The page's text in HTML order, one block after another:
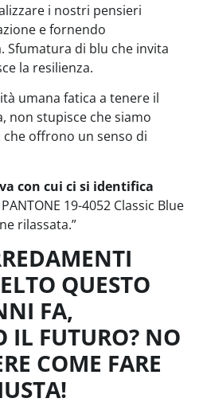
i nostri pensieri
e fornendo
Sfumatura di blu che invita
la resilienza.
umana fatica a tenere il
non stupisce che siamo
offrono un senso di
con cui ci si identifica
19-4052 Classic Blue
rilassata.”
QUESTO
FA,
IL FUTURO? NO
COME FARE